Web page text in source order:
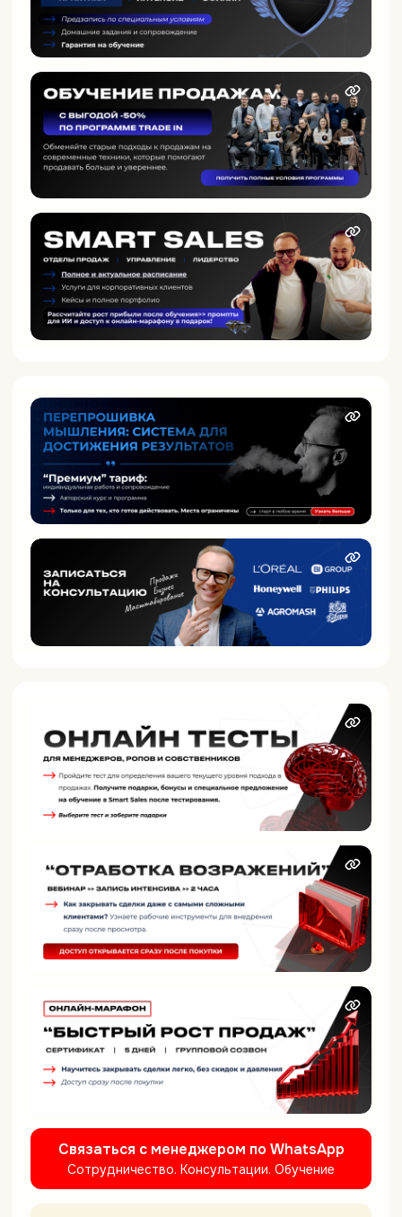
Связаться с менеджером по WhatsApp
Сотрудничество. Консультации. Обучение